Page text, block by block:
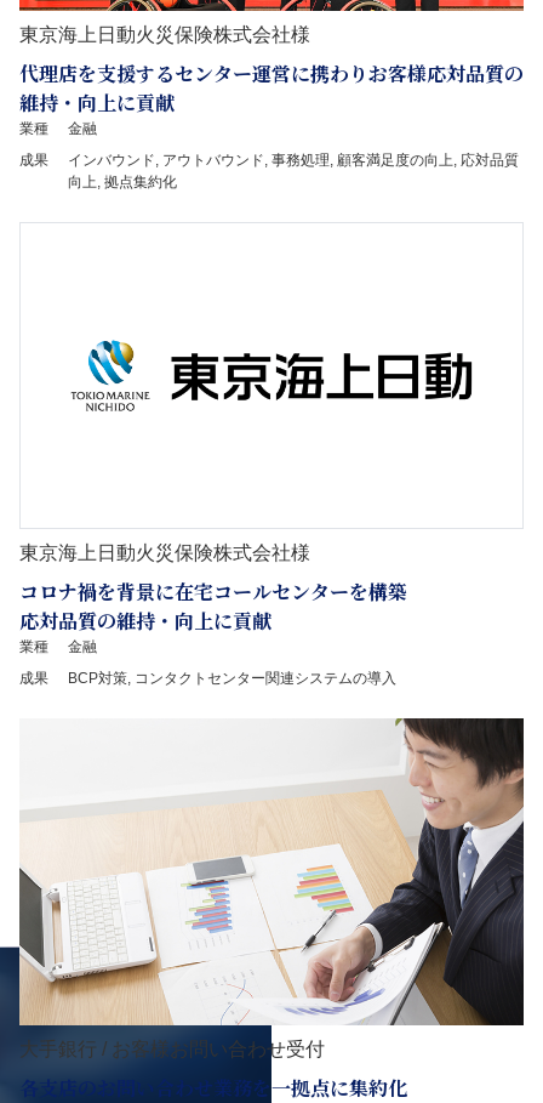
東京海上日動火災保険株式会社様
代理店を支援するセンター運営に携わりお客様応対品質の
維持・向上に貢献
業種
金融
成果
インバウンド, アウトバウンド, 事務処理, 顧客満足度の向上, 応対品質
向上, 拠点集約化
東京海上日動火災保険株式会社様
コロナ禍を背景に在宅コールセンターを構築
応対品質の維持・向上に貢献
業種
金融
成果
BCP対策, コンタクトセンター関連システムの導入
大手銀行 / お客様お問い合わせ受付
各支店のお問い合わせ業務を一拠点に集約化